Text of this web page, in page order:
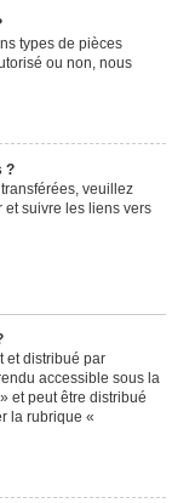
types de pièces
ou non, nous
?
veuillez
et suivre les liens vers
et distribué par
accessible sous la
et peut être distribué
la rubrique «